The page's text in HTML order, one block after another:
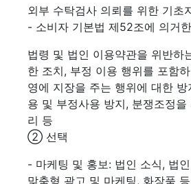
외부 수탁검사 의뢰를 위한 기초
- 소비자 기본법 제52조에 의거
법령 및 법인 이용약관을 위반하
한 조치, 부정 이용 행위를 포함
영에 지장을 주는 행위에 대한
용 및 부정사용 방지, 분쟁조정
리 등
② 선택
- 마케팅 및 홍보: 법인 소식, 법
맞춤형 광고 및 마케팅, 화장품